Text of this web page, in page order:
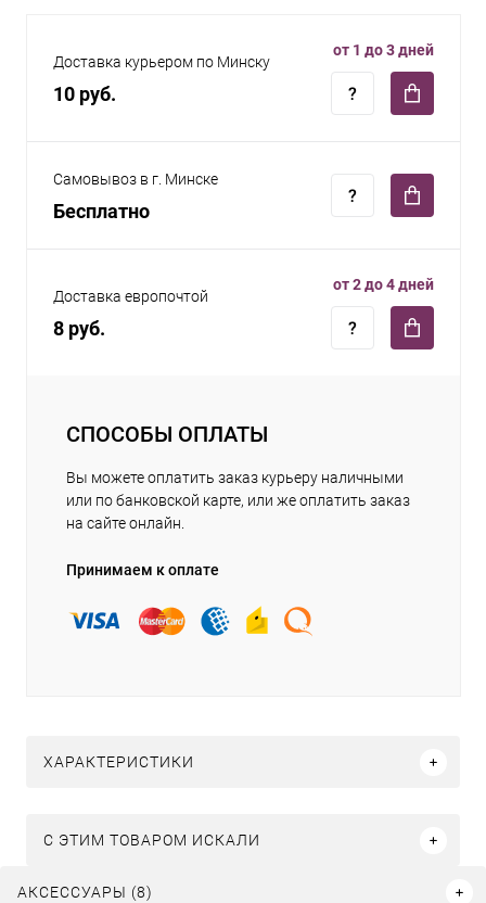
Доставка курьером по Минску
10 руб.
от 1 до 3 дней
Самовывоз в г. Минске
Бесплатно
Доставка европочтой
8 руб.
от 2 до 4 дней
СПОСОБЫ ОПЛАТЫ
Вы можете оплатить заказ курьеру наличными
или по банковской карте, или же оплатить заказ
на сайте онлайн.
Принимаем к оплате
ХАРАКТЕРИСТИКИ
C ЭТИМ ТОВАРОМ ИСКАЛИ
АКСЕССУАРЫ (8)